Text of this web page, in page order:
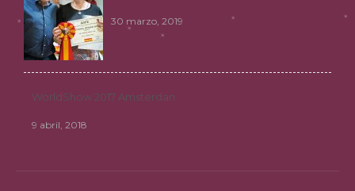
30 marzo, 2019
WorldShow 2017 Amsterdan
9 abril, 2018